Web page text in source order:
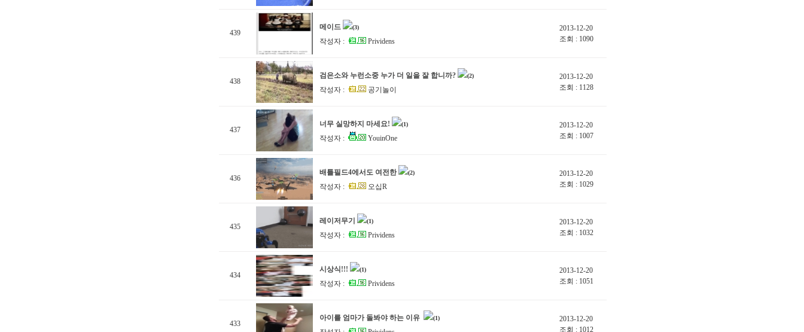
439
메이드 (3)
작성자 : Prividens
2013-12-20
조회 : 1090
438
검은소와 누런소중 누가 더 일을 잘 합니까? (2)
작성자 : 공기놀이
2013-12-20
조회 : 1128
437
너무 실망하지 마세요! (1)
작성자 : YouinOne
2013-12-20
조회 : 1007
436
배틀필드4에서도 여전한 (2)
작성자 : 오십R
2013-12-20
조회 : 1029
435
레이저무기 (1)
작성자 : Prividens
2013-12-20
조회 : 1032
434
시상식!!! (1)
작성자 : Prividens
2013-12-20
조회 : 1051
433
아이를 엄마가 돌봐야 하는 이유 (1)
2013-12-20
조회 : 1012